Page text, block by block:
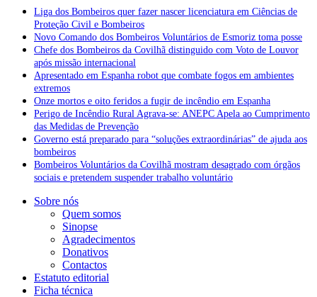
Liga dos Bombeiros quer fazer nascer licenciatura em Ciências de
Proteção Civil e Bombeiros
Novo Comando dos Bombeiros Voluntários de Esmoriz toma posse
Chefe dos Bombeiros da Covilhã distinguido com Voto de Louvor
após missão internacional
Apresentado em Espanha robot que combate fogos em ambientes
extremos
Onze mortos e oito feridos a fugir de incêndio em Espanha
Perigo de Incêndio Rural Agrava-se: ANEPC Apela ao Cumprimento
das Medidas de Prevenção
Governo está preparado para “soluções extraordinárias” de ajuda aos
bombeiros
Bombeiros Voluntários da Covilhã mostram desagrado com órgãos
sociais e pretendem suspender trabalho voluntário
Sobre nós
Quem somos
Sinopse
Agradecimentos
Donativos
Contactos
Estatuto editorial
Ficha técnica